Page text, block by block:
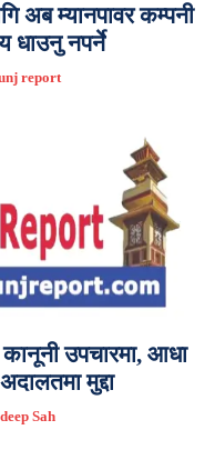
अब म्यानपावर कम्पनी
धाउनु नपर्ने
report
कानूनी उपचारमा, आधा
मुद्दा
Sah